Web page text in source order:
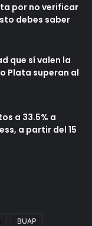
por no verificar
debes saber
que sí valen la
Plata superan al
a 33.5% a
a partir del 15
BUAP